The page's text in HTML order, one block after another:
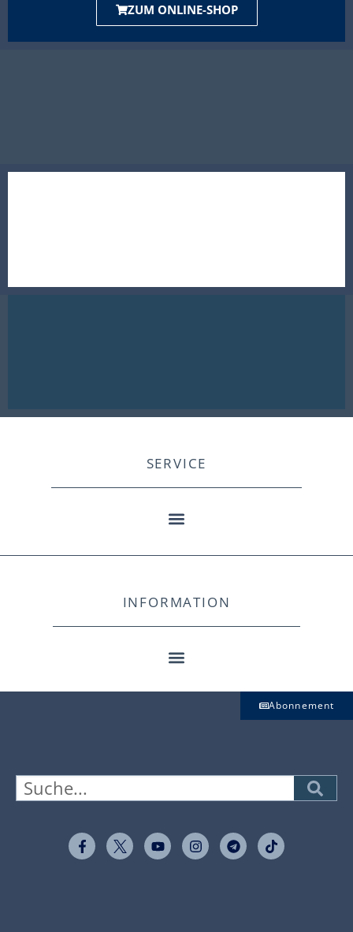
ZUM ONLINE-SHOP
SERVICE
INFORMATION
Abonnement